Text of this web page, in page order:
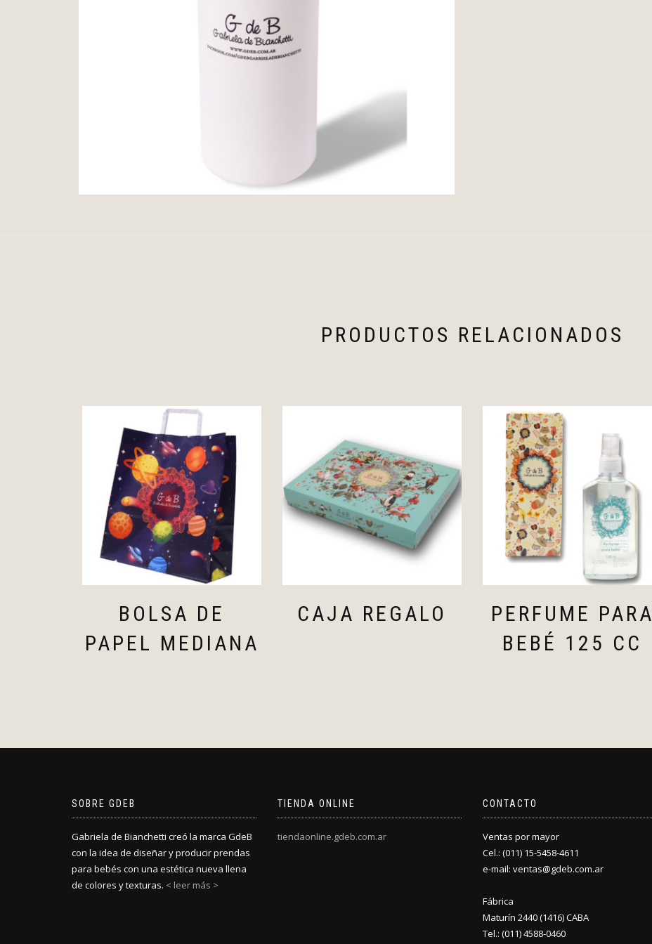
PRODUCTOS RELACIONADOS
BOLSA DE
PAPEL MEDIANA
CAJA REGALO
PERFUME PARA
BEBÉ 125 CC
SOBRE GDEB
Gabriela de Bianchetti creó la marca GdeB
con la idea de diseñar y producir prendas
para bebés con una estética nueva llena
de colores y texturas. < leer más >
TIENDA ONLINE
tiendaonline.gdeb.com.ar
CONTACTO
Ventas por mayor
Cel.: (011) 15-5458-4611
e-mail: ventas@gdeb.com.ar
Fábrica
Maturín 2440 (1416) CABA
Tel.: (011) 4588-0460